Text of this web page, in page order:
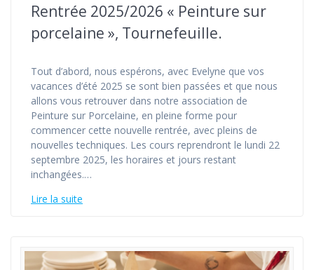
Rentrée 2025/2026 « Peinture sur
porcelaine », Tournefeuille.
Tout d’abord, nous espérons, avec Evelyne que vos
vacances d’été 2025 se sont bien passées et que nous
allons vous retrouver dans notre association de
Peinture sur Porcelaine, en pleine forme pour
commencer cette nouvelle rentrée, avec pleins de
nouvelles techniques. Les cours reprendront le lundi 22
septembre 2025, les horaires et jours restant
inchangées.…
Lire la suite